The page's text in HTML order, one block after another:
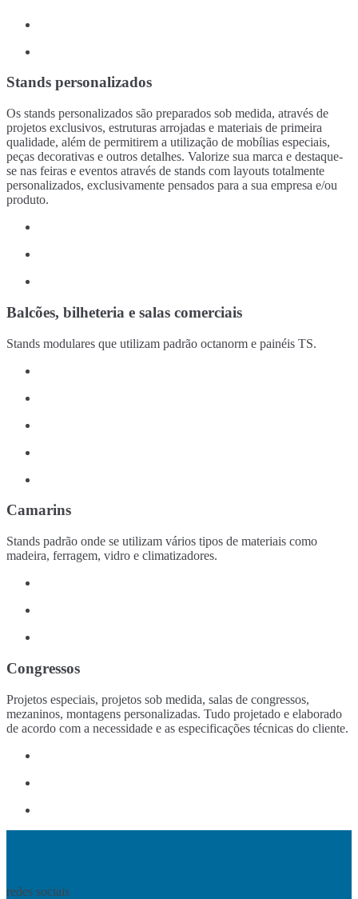
Stands personalizados
Os stands personalizados são preparados sob medida, através de
projetos exclusivos, estruturas arrojadas e materiais de primeira
qualidade, além de permitirem a utilização de mobílias especiais,
peças decorativas e outros detalhes. Valorize sua marca e destaque-
se nas feiras e eventos através de stands com layouts totalmente
personalizados, exclusivamente pensados para a sua empresa e/ou
produto.
Balcões, bilheteria e salas comerciais
Stands modulares que utilizam padrão octanorm e painéis TS.
Camarins
Stands padrão onde se utilizam vários tipos de materiais como
madeira, ferragem, vidro e climatizadores.
Congressos
Projetos especiais, projetos sob medida, salas de congressos,
mezaninos, montagens personalizadas. Tudo projetado e elaborado
de acordo com a necessidade e as especificações técnicas do cliente.
redes sociais